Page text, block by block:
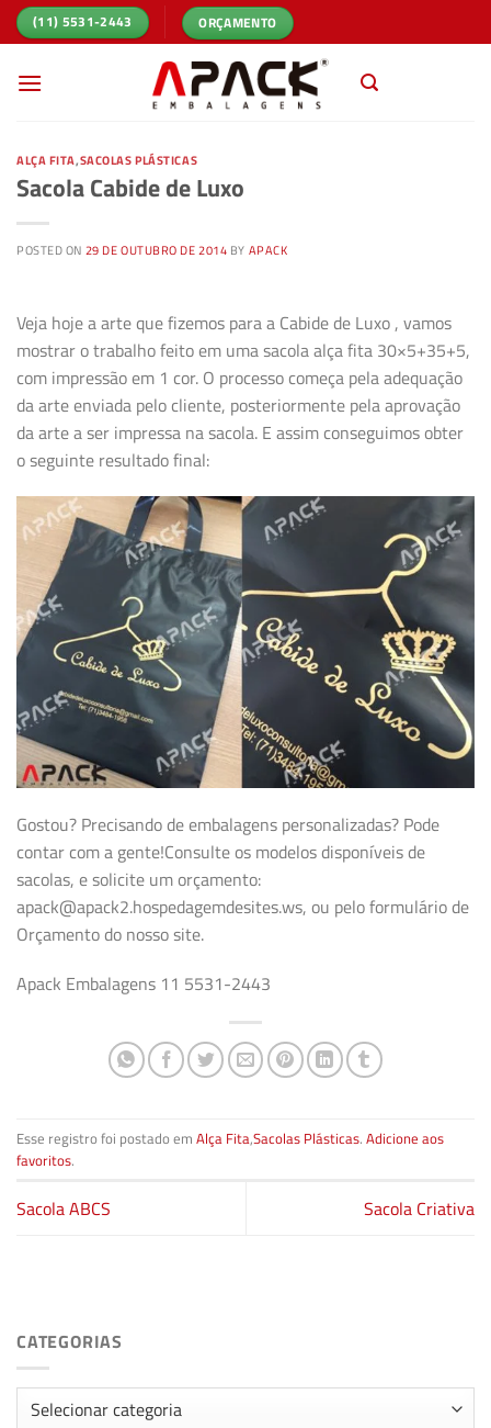
Skip
to
(11) 5531-2443 ORÇAMENTO
ALÇA FITA,SACOLAS PLÁSTICAS
Sacola Cabide de Luxo
POSTED ON 29 DE OUTUBRO DE 2014 BY APACK
Veja hoje a arte que fizemos para a Cabide de Luxo , vamos
mostrar o trabalho feito em uma sacola alça fita 30×5+35+5,
com impressão em 1 cor. O processo começa pela adequação
da arte enviada pelo cliente, posteriormente pela aprovação
da arte a ser impressa na sacola. E assim conseguimos obter
o seguinte resultado final:
Gostou? Precisando de embalagens personalizadas? Pode
contar com a gente!Consulte os modelos disponíveis de
sacolas, e solicite um orçamento:
apack@apack2.hospedagemdesites.ws, ou pelo formulário de
Orçamento do nosso site.
Apack Embalagens 11 5531-2443
Esse registro foi postado em Alça Fita,Sacolas Plásticas. Adicione aos
favoritos.
Sacola ABCS Sacola Criativa
CATEGORIAS
Categorias